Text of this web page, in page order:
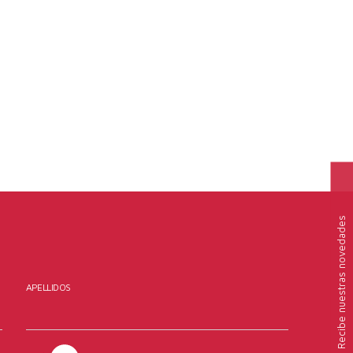
Recibe
nuestras novedades
APELLIDOS